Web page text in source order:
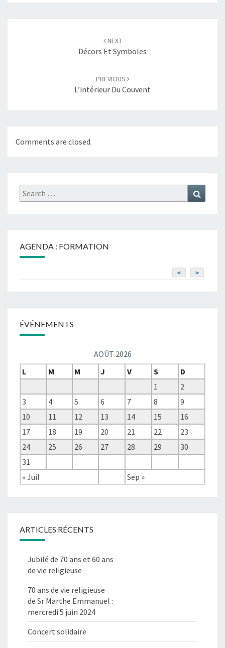
NEXT
Décors Et Symboles
PREVIOUS
L’intérieur Du Couvent
Comments are closed.
Search
for:
AGENDA : FORMATION
< >
ÉVÉNEMENTS
AOÛT 2026
L
M M J V S
D
1
2
3
4 5 6 7 8
9
10
11 12 13 14 15
16
17
18 19 20 21 22
23
24
25 26 27 28 29
30
31
« Juil
Sep »
ARTICLES RÉCENTS
Jubilé de 70 ans et 60 ans
de vie religieuse
70 ans de vie religieuse
de Sr Marthe Emmanuel :
mercredi 5 juin 2024
Concert solidaire